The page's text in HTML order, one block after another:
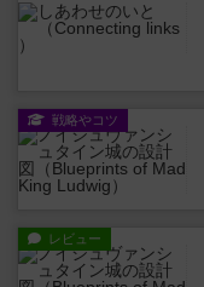
戦略やコツ
レビュー